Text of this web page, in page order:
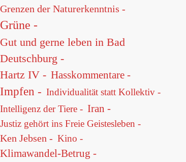
Grenzen der Naturerkenntnis -
Grüne -
Gut und gerne leben in Bad
Deutschburg -
Hartz IV - Hasskommentare -
Impfen - Individualität statt Kollektiv -
Intelligenz der Tiere - Iran -
Justiz gehört ins Freie Geistesleben -
Ken Jebsen - Kino -
Klimawandel-Betrug -